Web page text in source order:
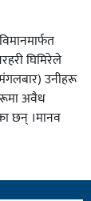
घिमिरेले
उनीहरू
अवैध
छन् ।मानव